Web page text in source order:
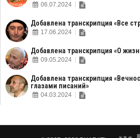
06.07.2024
Добавлена транскрипция «Все
17.06.2024
Добавлена транскрипция «О
09.05.2024
Добавлена транскрипция
глазами писаний»
04.03.2024